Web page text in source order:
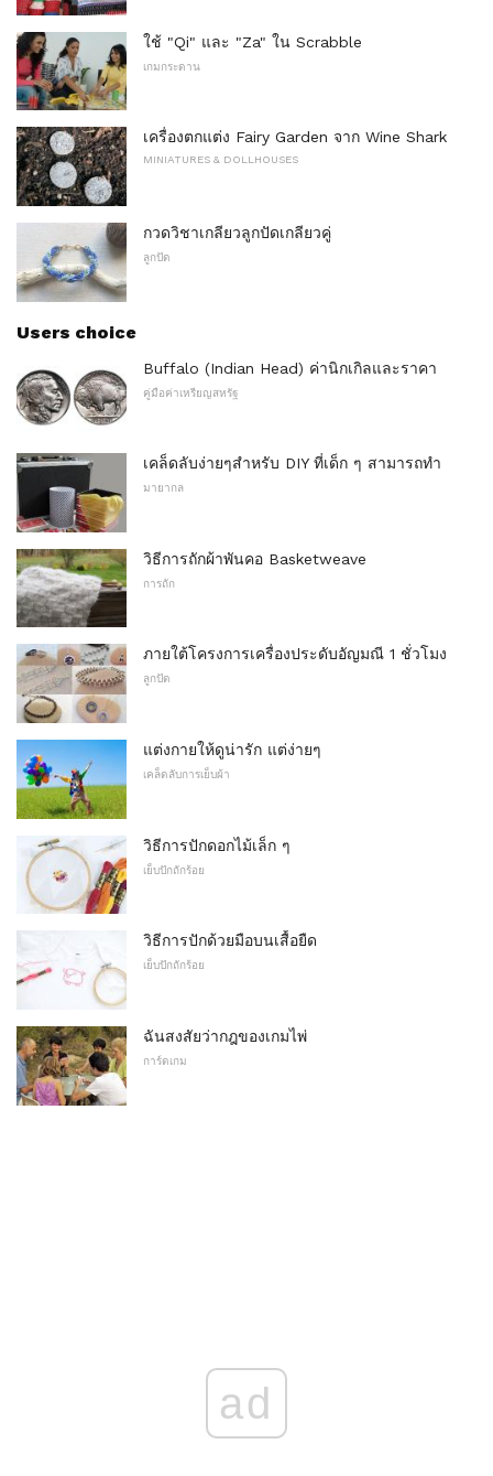
ใช้ "Qi" และ "Za" ใน Scrabble
เกมกระดาน
เครื่องตกแต่ง Fairy Garden จาก Wine Shark
MINIATURES & DOLLHOUSES
กวดวิชาเกลียวลูกปัดเกลียวคู่
ลูกปัด
Users choice
Buffalo (Indian Head) ค่านิกเกิลและราคา
คู่มือค่าเหรียญสหรัฐ
เคล็ดลับง่ายๆสำหรับ DIY ที่เด็ก ๆ สามารถทำ
มายากล
วิธีการถักผ้าพันคอ Basketweave
การถัก
ภายใต้โครงการเครื่องประดับอัญมณี 1 ชั่วโมง
ลูกปัด
แต่งกายให้ดูน่ารัก แต่ง่ายๆ
เคล็ดลับการเย็บผ้า
วิธีการปักดอกไม้เล็ก ๆ
เย็บปักถักร้อย
วิธีการปักด้วยมือบนเสื้อยืด
เย็บปักถักร้อย
ฉันสงสัยว่ากฎของเกมไพ่
การ์ดเกม
ad